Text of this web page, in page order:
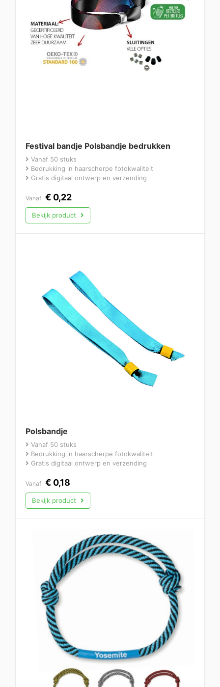
Festival bandje Polsbandje bedrukken
Vanaf 50 stuks
Bedrukking in haarscherpe fotokwaliteit
Gratis digitaal ontwerp en verzending
Vanaf € 0,22
Bekijk product
Polsbandje
Vanaf 50 stuks
Bedrukking in haarscherpe fotokwaliteit
Gratis digitaal ontwerp en verzending
Vanaf € 0,18
Bekijk product